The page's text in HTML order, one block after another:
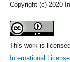
Copyright (c) 2020
This work is
International License